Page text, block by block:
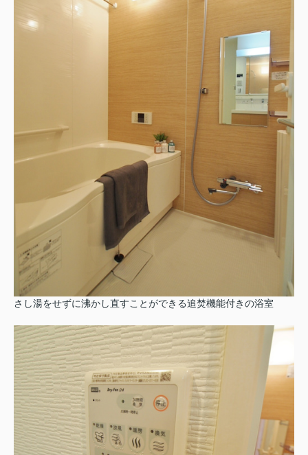
さし湯をせずに沸かし直すことができる追焚機能付きの浴室